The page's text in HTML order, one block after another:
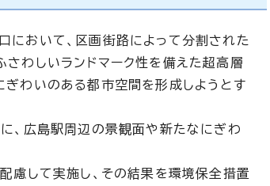
において、区画街路によって分割された
わしいランドマーク性を備えた超高層
わいのある都市空間を形成しようとす
、広島駅周辺の景観面や新たなにぎわ
慮して実施し、その結果を環境保全措置